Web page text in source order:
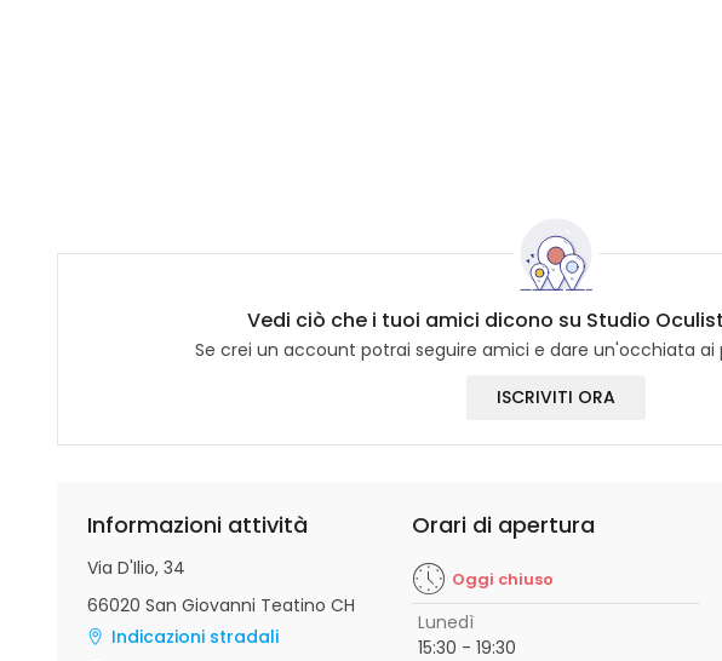
Vedi ciò che i tuoi amici dicono su Studio
Se crei un account potrai seguire amici e dare un'occhiata ai
ISCRIVITI ORA
Informazioni attività
Via D'Ilio, 34
66020 San Giovanni Teatino CH
Indicazioni stradali
Orari di apertura
Oggi chiuso
Lunedì
15:30 - 19:30